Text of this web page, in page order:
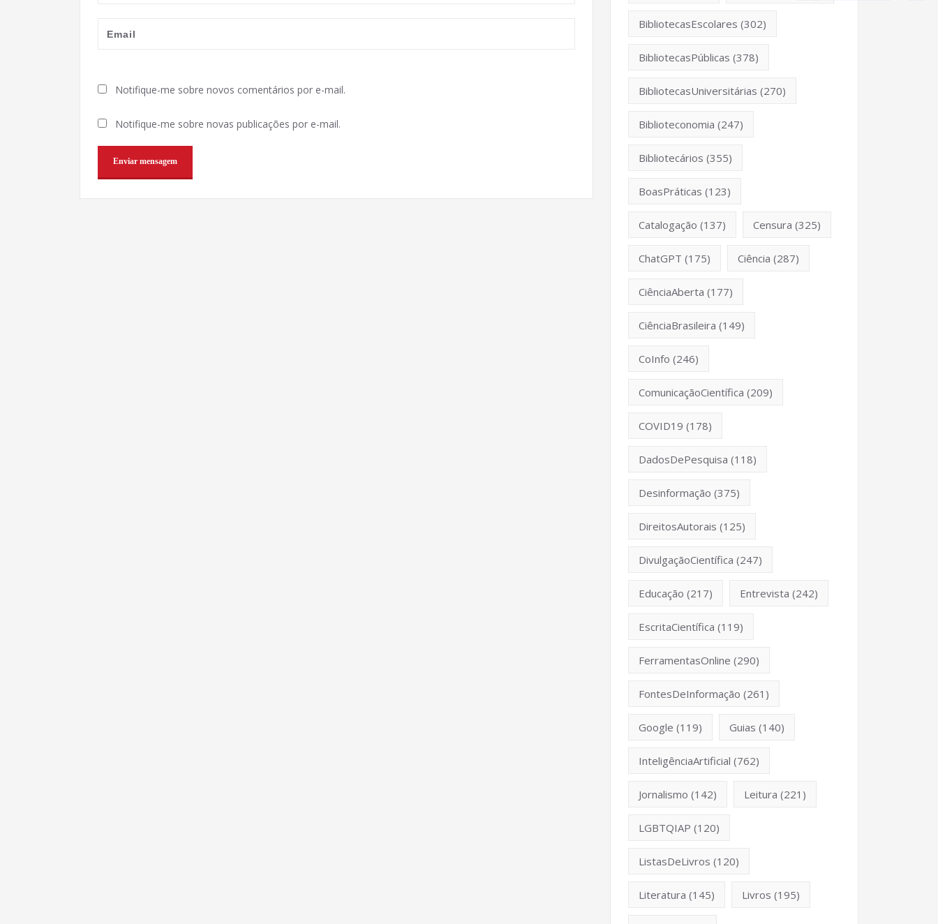
Notifique-me sobre novos comentários por e-mail.
Notifique-me sobre novas publicações por e-mail.
BibliotecasEscolares (302)
BibliotecasPúblicas (378)
BibliotecasUniversitárias (270)
Biblioteconomia (247)
Bibliotecários (355)
BoasPráticas (123)
Catalogação (137) Censura (325)
ChatGPT (175) Ciência (287)
CiênciaAberta (177)
CiênciaBrasileira (149)
CoInfo (246)
ComunicaçãoCientífica (209)
COVID19 (178)
DadosDePesquisa (118)
Desinformação (375)
DireitosAutorais (125)
DivulgaçãoCientífica (247)
Educação (217) Entrevista (242)
EscritaCientífica (119)
FerramentasOnline (290)
FontesDeInformação (261)
Google (119) Guias (140)
InteligênciaArtificial (762)
Jornalismo (142) Leitura (221)
LGBTQIAP (120)
ListasDeLivros (120)
Literatura (145) Livros (195)